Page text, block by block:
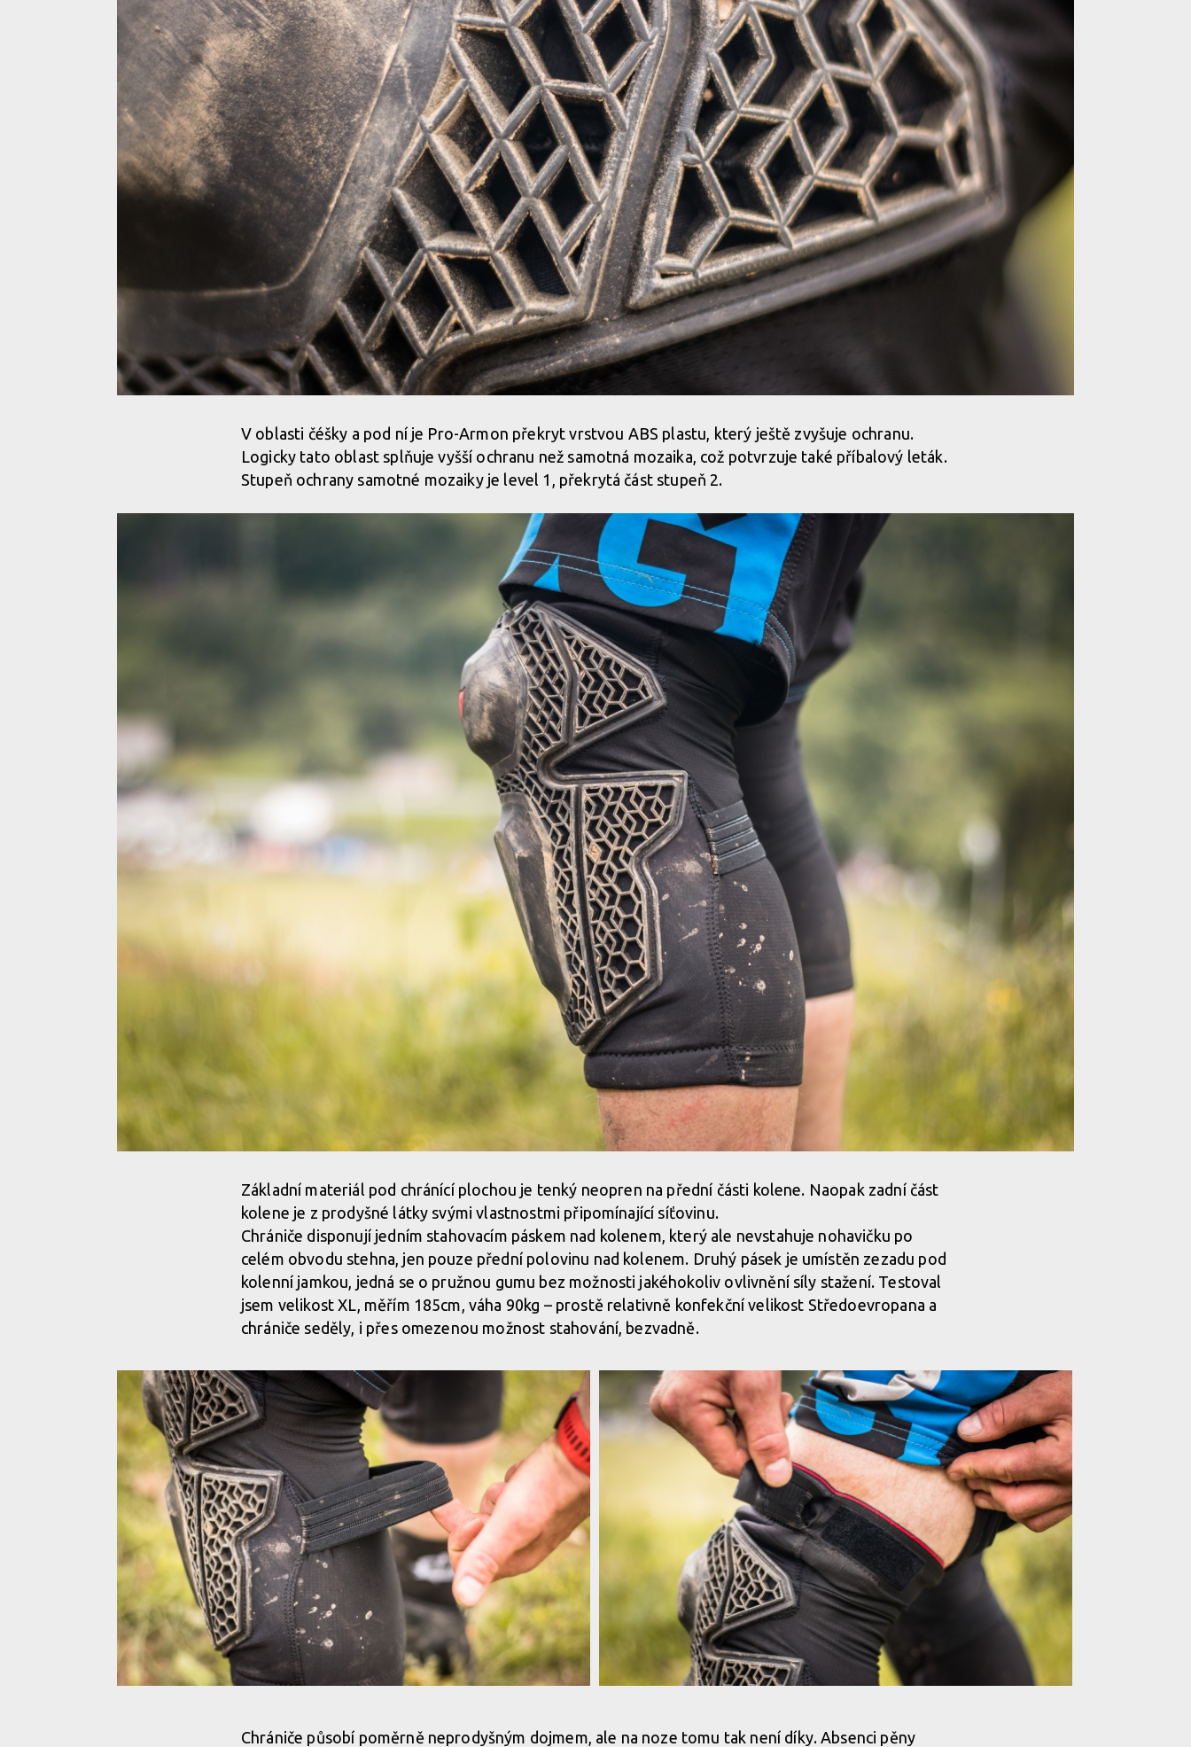
V oblasti čéšky a pod ní je Pro-Armon překryt vrstvou ABS plastu, který ještě zvyšuje ochranu.
Logicky tato oblast splňuje vyšší ochranu než samotná mozaika, což potvrzuje také příbalový leták.
Stupeň ochrany samotné mozaiky je level 1, překrytá část stupeň 2.
Základní materiál pod chránící plochou je tenký neopren na přední části kolene. Naopak zadní část
kolene je z prodyšné látky svými vlastnostmi připomínající síťovinu.
Chrániče disponují jedním stahovacím páskem nad kolenem, který ale nevstahuje nohavičku po
celém obvodu stehna, jen pouze přední polovinu nad kolenem. Druhý pásek je umístěn zezadu pod
kolenní jamkou, jedná se o pružnou gumu bez možnosti jakéhokoliv ovlivnění síly stažení. Testoval
jsem velikost XL, měřím 185cm, váha 90kg – prostě relativně konfekční velikost Středoevropana a
chrániče seděly, i přes omezenou možnost stahování, bezvadně.
Chrániče působí poměrně neprodyšným dojmem, ale na noze tomu tak není díky. Absenci pěny